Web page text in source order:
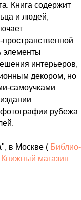
Книга содержит
и людей,
элементы
интерьеров,
декором, но
самоучками
рубежа
в Москве ( Библио-
Книжный магазин